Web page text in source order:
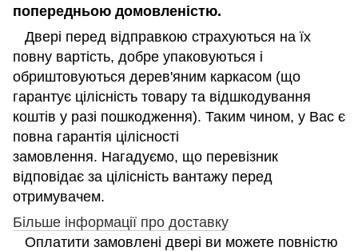
попередньою домовленістю.
Двері перед відправкою страхуються на їх
повну вартість, добре упаковуються і
обриштовуються дерев'яним каркасом (що
гарантує цілісність товару та відшкодування
коштів у разі пошкодження). Таким чином, у Вас є
повна гарантія цілісності
замовлення. Нагадуємо, що перевізник
відповідає за цілісність вантажу перед
отримувачем.
Більше інформації про доставку
Оплатити замовлені двері ви можете повністю